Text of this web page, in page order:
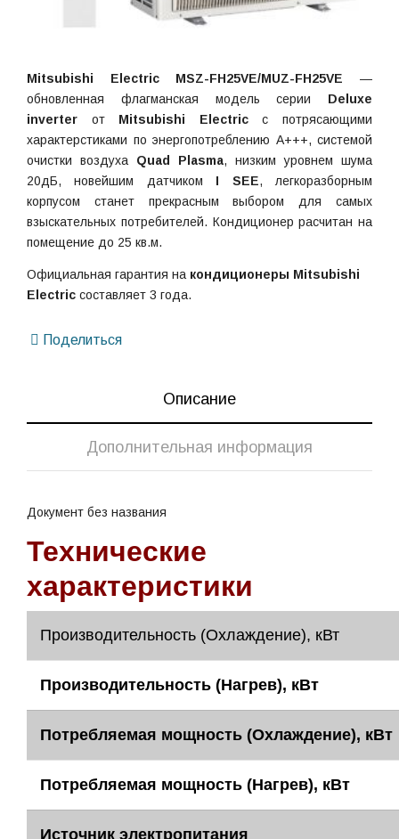
Mitsubishi Electric MSZ-FH25VE/MUZ-FH25VE —
обновленная флагманская модель серии Deluxe
inverter от Mitsubishi Electricс потрясающими
характерстиками по энергопотреблению A+++, системой
очистки воздуха Quad Plasma, низким уровнем шума
20дБ, новейшим датчиком I SEE, легкоразборным
корпусом станет прекрасным выбором для самых
взыскательных потребителей. Кондиционер расчитан на
помещение до 25 кв.м.
Официальная гарантия на кондиционеры Mitsubishi
Electric составляет 3 года.
Поделиться
Описание
Дополнительная информация
Документ без названия
Технические
характеристики
Производительность (Охлаждение), кВт
Производительность (Нагрев), кВт
Потребляемая мощность (Охлаждение), кВт
Потребляемая мощность (Нагрев), кВт
Источник электропитания